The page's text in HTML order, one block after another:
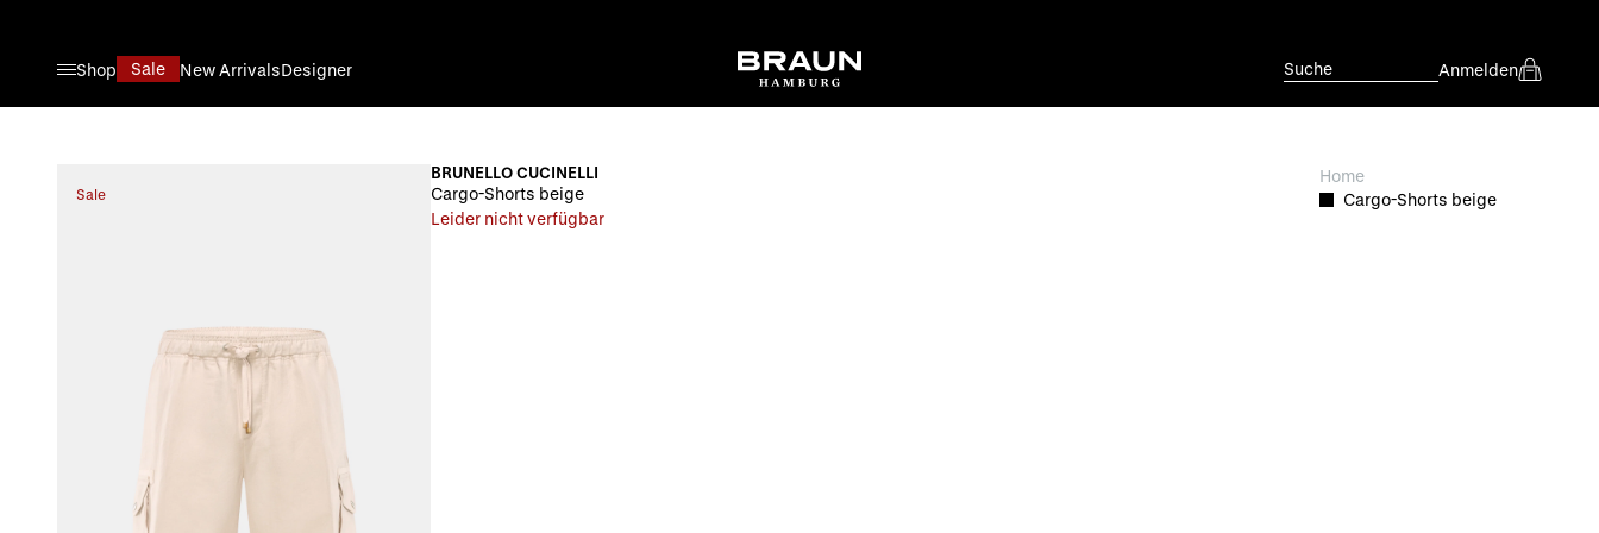
Shop
Sale New ArrivalsDesigner Suche Anmelden
Sale
BRUNELLO CUCINELLI
Cargo-Shorts beige
Leider nicht verfügbar
Home
Cargo-Shorts beige